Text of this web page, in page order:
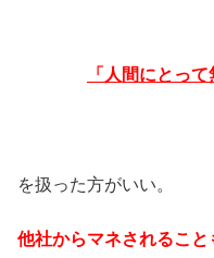
「人間にとっ
を扱った方がいい。
他社からマネされること